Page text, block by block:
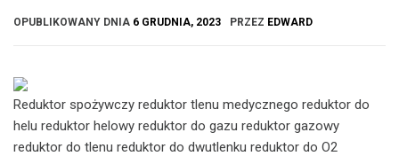
OPUBLIKOWANY DNIA 6 GRUDNIA, 2023 PRZEZ EDWARD
Reduktor spożywczy reduktor tlenu medycznego reduktor do
helu reduktor helowy reduktor do gazu reduktor gazowy
reduktor do tlenu reduktor do dwutlenku reduktor do O2